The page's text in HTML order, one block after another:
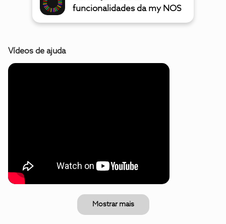
funcionalidades da my NOS
Vídeos de ajuda
Mostrar mais